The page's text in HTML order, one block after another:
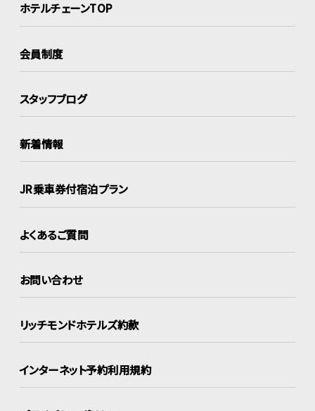
ホテルチェーンTOP
会員制度
スタッフブログ
新着情報
JR乗車券付宿泊プラン
よくあるご質問
お問い合わせ
リッチモンドホテルズ約款
インターネット予約利用規約